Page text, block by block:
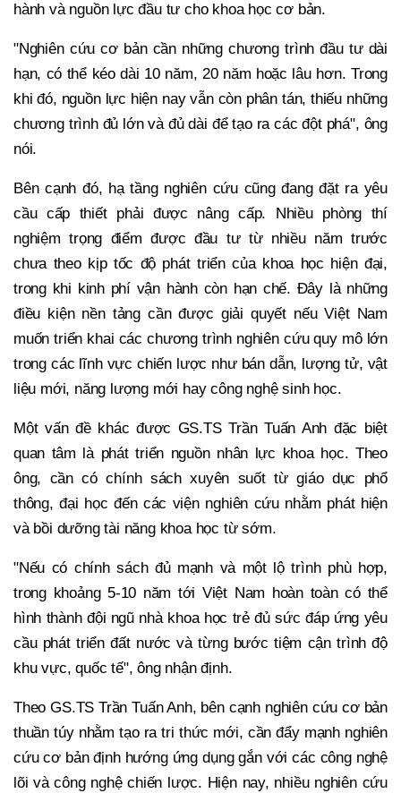
hành và nguồn lực đầu tư cho khoa học cơ bản.
"Nghiên cứu cơ bản cần những chương trình đầu tư dài
hạn, có thể kéo dài 10 năm, 20 năm hoặc lâu hơn. Trong
khi đó, nguồn lực hiện nay vẫn còn phân tán, thiếu những
chương trình đủ lớn và đủ dài để tạo ra các đột phá", ông
nói.
Bên cạnh đó, hạ tầng nghiên cứu cũng đang đặt ra yêu
cầu cấp thiết phải được nâng cấp. Nhiều phòng thí
nghiệm trọng điểm được đầu tư từ nhiều năm trước
chưa theo kịp tốc độ phát triển của khoa học hiện đại,
trong khi kinh phí vận hành còn hạn chế. Đây là những
điều kiện nền tảng cần được giải quyết nếu Việt Nam
muốn triển khai các chương trình nghiên cứu quy mô lớn
trong các lĩnh vực chiến lược như bán dẫn, lượng tử, vật
liệu mới, năng lượng mới hay công nghệ sinh học.
Một vấn đề khác được GS.TS Trần Tuấn Anh đặc biệt
quan tâm là phát triển nguồn nhân lực khoa học. Theo
ông, cần có chính sách xuyên suốt từ giáo dục phổ
thông, đại học đến các viện nghiên cứu nhằm phát hiện
và bồi dưỡng tài năng khoa học từ sớm.
"Nếu có chính sách đủ mạnh và một lộ trình phù hợp,
trong khoảng 5-10 năm tới Việt Nam hoàn toàn có thể
hình thành đội ngũ nhà khoa học trẻ đủ sức đáp ứng yêu
cầu phát triển đất nước và từng bước tiệm cận trình độ
khu vực, quốc tế", ông nhận định.
Theo GS.TS Trần Tuấn Anh, bên cạnh nghiên cứu cơ bản
thuần túy nhằm tạo ra tri thức mới, cần đẩy mạnh nghiên
cứu cơ bản định hướng ứng dụng gắn với các công nghệ
lõi và công nghệ chiến lược. Hiện nay, nhiều nghiên cứu